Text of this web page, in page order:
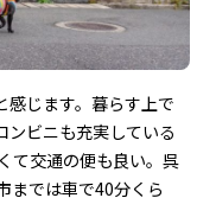
感じます。暮らす上で
ンビニも充実している
て交通の便も良い。呉
までは車で40分くら